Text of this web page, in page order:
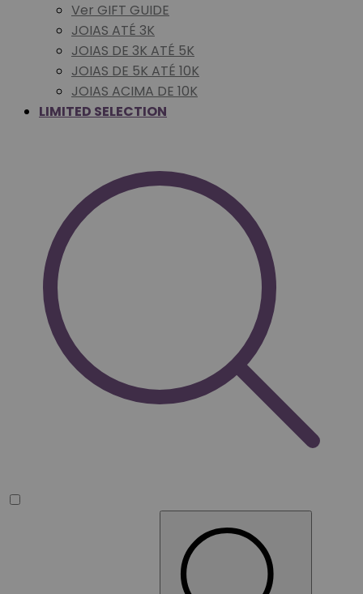
Ver GIFT GUIDE
JOIAS ATÉ 3K
JOIAS DE 3K ATÉ 5K
JOIAS DE 5K ATÉ 10K
JOIAS ACIMA DE 10K
LIMITED SELECTION